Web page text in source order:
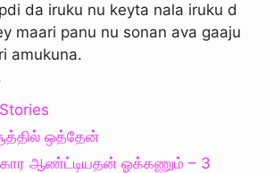
da iruku nu keyta nala iruku d
maari panu nu sonan ava gaaju
amukuna.
ஒத்தேன்
ஆண்ட்டியதன் ஓக்கணும் – 3